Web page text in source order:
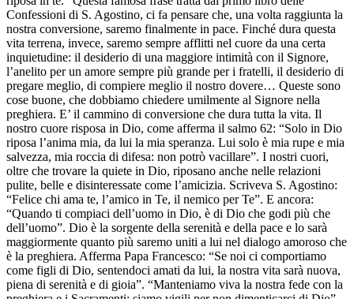
Confessioni di S. Agostino, ci fa pensare che, una volta raggiunta la
nostra conversione, saremo finalmente in pace. Finché dura questa
vita terrena, invece, saremo sempre afflitti nel cuore da una certa
inquietudine: il desiderio di una maggiore intimità con il Signore,
l’anelito per un amore sempre più grande per i fratelli, il desiderio di
pregare meglio, di compiere meglio il nostro dovere… Queste sono
cose buone, che dobbiamo chiedere umilmente al Signore nella
preghiera. E’ il cammino di conversione che dura tutta la vita. Il
nostro cuore risposa in Dio, come afferma il salmo 62: “Solo in Dio
riposa l’anima mia, da lui la mia speranza. Lui solo è mia rupe e mia
salvezza, mia roccia di difesa: non potrò vacillare”. I nostri cuori,
oltre che trovare la quiete in Dio, riposano anche nelle relazioni
pulite, belle e disinteressate come l’amicizia. Scriveva S. Agostino:
“Felice chi ama te, l’amico in Te, il nemico per Te”. E ancora:
“Quando ti compiaci dell’uomo in Dio, è di Dio che godi più che
dell’uomo”. Dio è la sorgente della serenità e della pace e lo sarà
maggiormente quanto più saremo uniti a lui nel dialogo amoroso che
è la preghiera. Afferma Papa Francesco: “Se noi ci comportiamo
come figli di Dio, sentendoci amati da lui, la nostra vita sarà nuova,
piena di serenità e di gioia”. “Manteniamo viva la nostra fede con la